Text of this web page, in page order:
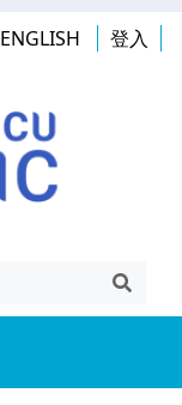
ENGLISH 登入